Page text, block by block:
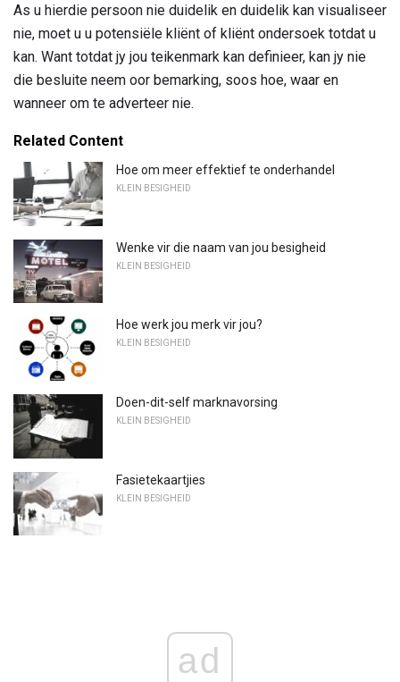
As u hierdie persoon nie duidelik en duidelik kan visualiseer
nie, moet u u potensiële kliënt of kliënt ondersoek totdat u
kan. Want totdat jy jou teikenmark kan definieer, kan jy nie
die besluite neem oor bemarking, soos hoe, waar en
wanneer om te adverteer nie.
Related Content
Hoe om meer effektief te onderhandel
KLEIN BESIGHEID
Wenke vir die naam van jou besigheid
KLEIN BESIGHEID
Hoe werk jou merk vir jou?
KLEIN BESIGHEID
Doen-dit-self marknavorsing
KLEIN BESIGHEID
Fasietekaartjies
KLEIN BESIGHEID
ad